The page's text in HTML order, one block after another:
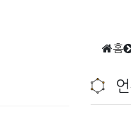
홈